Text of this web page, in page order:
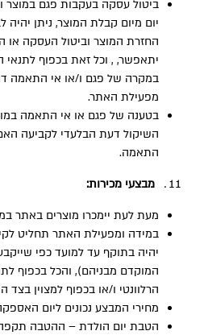
יום מיום קבלת המוצר, ניתן
יתאפשר, , וכל זאת בכפוף לתנאי
במקרה של פגם ו/או אי התאמה
מפעילת האתר.
בטענה של פגם או אי התאמה
השיקול דעת הבלעדי לקביעה
התאמה.
מבצעי מכירות:
מעת לעת יימכרו מוצרים באתר
במידה ומפעילת האתר תחליט
יהיה בתוקף עד למועד כפי
המוקדם מבניהם), והכל בכפוף
הרלוונטי ו/או בכפוף למצוין
מחירי המבצע נכונים ליום
הטבת יום הולדת – ההטבה